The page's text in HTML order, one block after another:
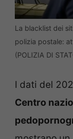
La blacklist dei
polizia postale:
(POLIZIA DI
I dati del
Centro